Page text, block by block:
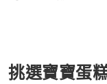
挑選寶寶蛋